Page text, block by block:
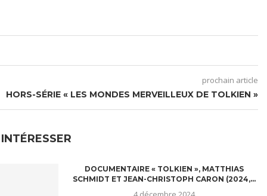
prochain article
HORS-SÉRIE « LES MONDES MERVEILLEUX DE TOLKIEN »
DOCUMENTAIRE « TOLKIEN », MATTHIAS
SCHMIDT ET JEAN-CHRISTOPH CARON (2024,...